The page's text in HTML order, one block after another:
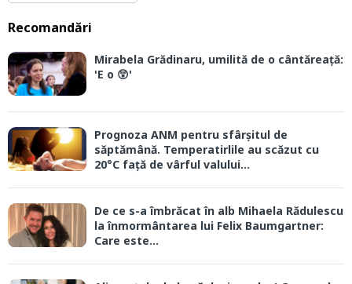
Recomandări
Mirabela Grădinaru, umilită de o cântăreață:
'E o 😲'
Prognoza ANM pentru sfârșitul de
săptămână. Temperatirlile au scăzut cu
20°C față de vârful valului...
De ce s-a îmbrăcat în alb Mihaela Rădulescu
la înmormântarea lui Felix Baumgartner:
Care este...